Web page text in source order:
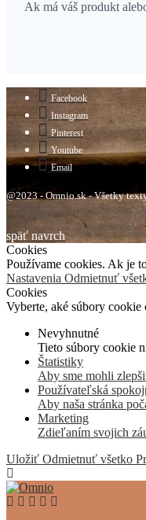
Ak má váš produkt
Facebook
Instagram
Pinterest
Youtube
Email
@2023 - Omnio.sk - Všetky
späť navrch
Cookies
Používame cookies. Ak je
Nastavenia Odmietnuť
Cookies
Vyberte, aké súbory cookie
Nevyhnutné
Tieto súbory cookie
Štatistiky
Aby sme mohli
Používateľská
Aby naša stránka
Marketing
Zdieľaním svojich
Uložiť Odmietnuť všetko